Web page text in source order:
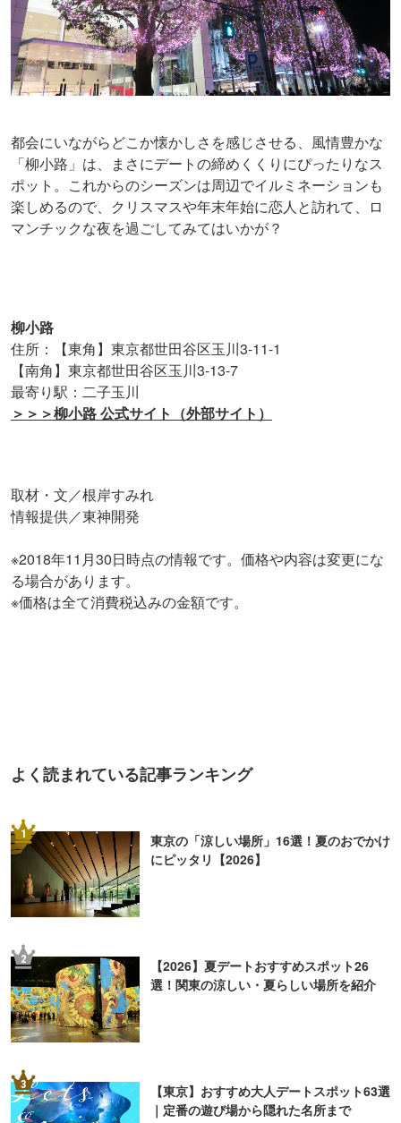
都会にいながらどこか懐かしさを感じさせる、風情豊かな
「柳小路」は、まさにデートの締めくくりにぴったりなス
ポット。これからのシーズンは周辺でイルミネーションも
楽しめるので、クリスマスや年末年始に恋人と訪れて、ロ
マンチックな夜を過ごしてみてはいかが？
柳小路
住所：【東角】東京都世田谷区玉川3-11-1
【南角】東京都世田谷区玉川3-13-7
最寄り駅：二子玉川
＞＞＞柳小路 公式サイト（外部サイト）
取材・文／根岸すみれ
情報提供／東神開発
※2018年11月30日時点の情報です。価格や内容は変更にな
る場合があります。
※価格は全て消費税込みの金額です。
よく読まれている記事ランキング
1
東京の「涼しい場所」16選！夏のおでかけ
にピッタリ【2026】
2
【2026】夏デートおすすめスポット26
選！関東の涼しい・夏らしい場所を紹介
3
【東京】おすすめ大人デートスポット63選
｜定番の遊び場から隠れた名所まで